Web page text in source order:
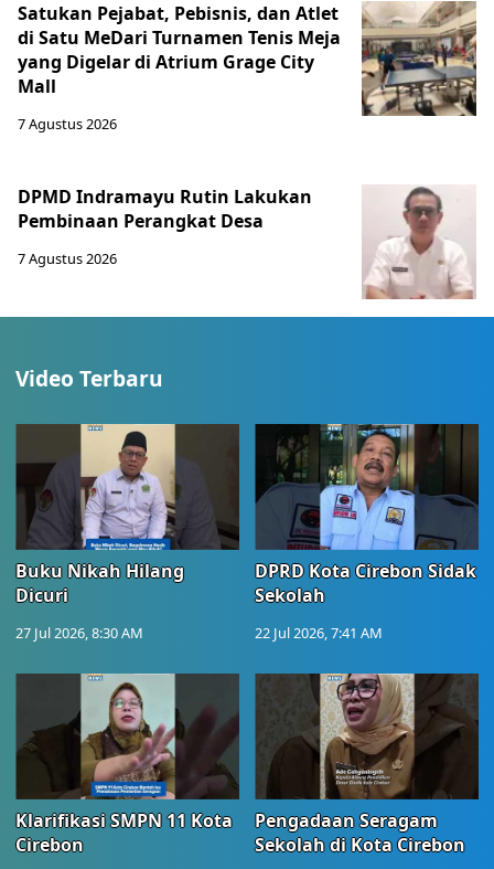
Satukan Pejabat, Pebisnis, dan Atlet
di Satu MeDari Turnamen Tenis Meja
yang Digelar di Atrium Grage City
Mall
7 Agustus 2026
DPMD Indramayu Rutin Lakukan
Pembinaan Perangkat Desa
7 Agustus 2026
Video Terbaru
Buku Nikah Hilang
Dicuri
27 Jul 2026, 8:30 AM
DPRD Kota Cirebon Sidak
Sekolah
22 Jul 2026, 7:41 AM
Klarifikasi SMPN 11 Kota
Cirebon
Pengadaan Seragam
Sekolah di Kota Cirebon